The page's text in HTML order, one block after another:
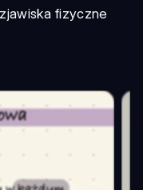
fizyczne